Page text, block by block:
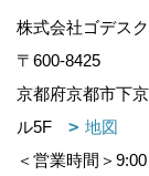
株式会社ゴデス
〒600-8425
京都府京都市下
ル5F
地図
＜営業時間＞